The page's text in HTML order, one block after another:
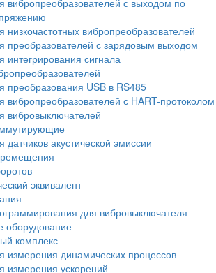
низкочастотных вибропреобразователей
преобразователей с зарядовым выходом
интегрирования сигнала
преобразования USB в RS485
вибропреобразователей с HART-протоколом
вибровыключателей
датчиков акустической эмиссии
эквивалент
для вибровыключателя
оборудование
комплекс
измерения динамических процессов
измерения ускорений